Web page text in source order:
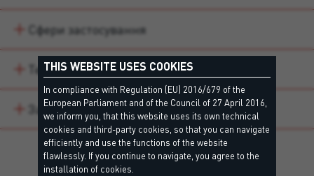
Сфери застосування
Technical data
Завантаження
THIS WEBSITE USES COOKIES
In compliance with Regulation (EU) 2016/679 of the
European Parliament and of the Council of 27 April 2016,
we inform you, that this website uses its own technical
cookies and third-party cookies, so that you can navigate
efficiently and use the functions of the website
flawlessly. If you continue to navigate, you agree to the
installation of cookies.